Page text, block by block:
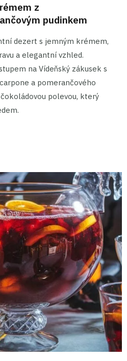
z
pudinkem
dezert s jemným krémem,
a elegantní vzhled.
na Vídeňský zákusek s
a pomerančového
polevou, který